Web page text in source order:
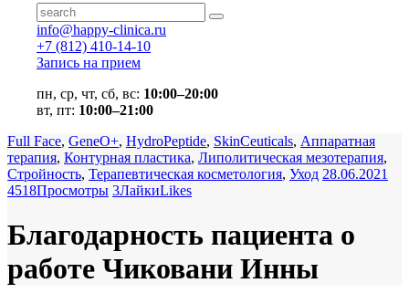
info@happy-clinica.ru
+7 (812) 410-14-10
Запись на прием
пн, ср, чт, сб, вс: 10:00–20:00
вт, пт: 10:00–21:00
Full Face, GeneO+, HydroPeptide, SkinCeuticals, Аппаратная
терапия, Контурная пластика, Липолитическая мезотерапия,
Стройность, Терапевтическая косметология, Уход 28.06.2021
4518Просмотры 3ЛайкиLikes
Благодарность пациента о
работе Чиковани Инны